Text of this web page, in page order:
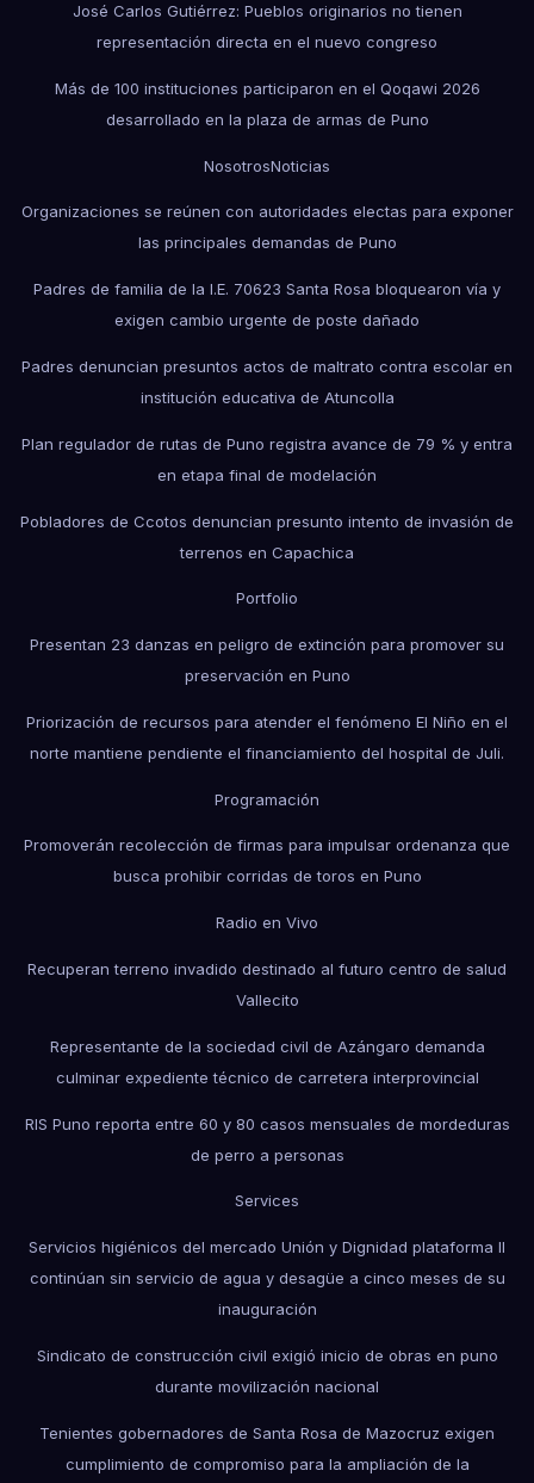
José Carlos Gutiérrez: Pueblos originarios no tienen
representación directa en el nuevo congreso
Más de 100 instituciones participaron en el Qoqawi 2026
desarrollado en la plaza de armas de Puno
NosotrosNoticias
Organizaciones se reúnen con autoridades electas para exponer
las principales demandas de Puno
Padres de familia de la I.E. 70623 Santa Rosa bloquearon vía y
exigen cambio urgente de poste dañado
Padres denuncian presuntos actos de maltrato contra escolar en
institución educativa de Atuncolla
Plan regulador de rutas de Puno registra avance de 79 % y entra
en etapa final de modelación
Pobladores de Ccotos denuncian presunto intento de invasión de
terrenos en Capachica
Portfolio
Presentan 23 danzas en peligro de extinción para promover su
preservación en Puno
Priorización de recursos para atender el fenómeno El Niño en el
norte mantiene pendiente el financiamiento del hospital de Juli.
Programación
Promoverán recolección de firmas para impulsar ordenanza que
busca prohibir corridas de toros en Puno
Radio en Vivo
Recuperan terreno invadido destinado al futuro centro de salud
Vallecito
Representante de la sociedad civil de Azángaro demanda
culminar expediente técnico de carretera interprovincial
RIS Puno reporta entre 60 y 80 casos mensuales de mordeduras
de perro a personas
Services
Servicios higiénicos del mercado Unión y Dignidad plataforma II
continúan sin servicio de agua y desagüe a cinco meses de su
inauguración
Sindicato de construcción civil exigió inicio de obras en puno
durante movilización nacional
Tenientes gobernadores de Santa Rosa de Mazocruz exigen
cumplimiento de compromiso para la ampliación de la